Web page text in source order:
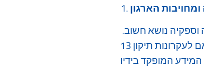
הארגון
הארגון מחויב לפעול בהתאם לחוק הגנת הפרטיות, התשמ"א-1981, ותקנותיו, ובהתאם לעקרונות תיקון 13